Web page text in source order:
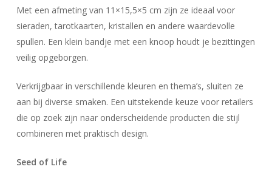
Met een afmeting van 11×15,5×5 cm zijn ze ideaal voor
sieraden, tarotkaarten, kristallen en andere waardevolle
spullen. Een klein bandje met een knoop houdt je bezittingen
veilig opgeborgen.
Verkrijgbaar in verschillende kleuren en thema’s, sluiten ze
aan bij diverse smaken. Een uitstekende keuze voor retailers
die op zoek zijn naar onderscheidende producten die stijl
combineren met praktisch design.
Seed of Life